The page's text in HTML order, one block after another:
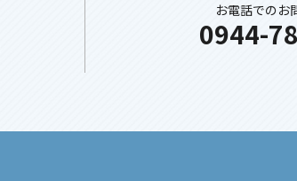
お電話でのお
0944-